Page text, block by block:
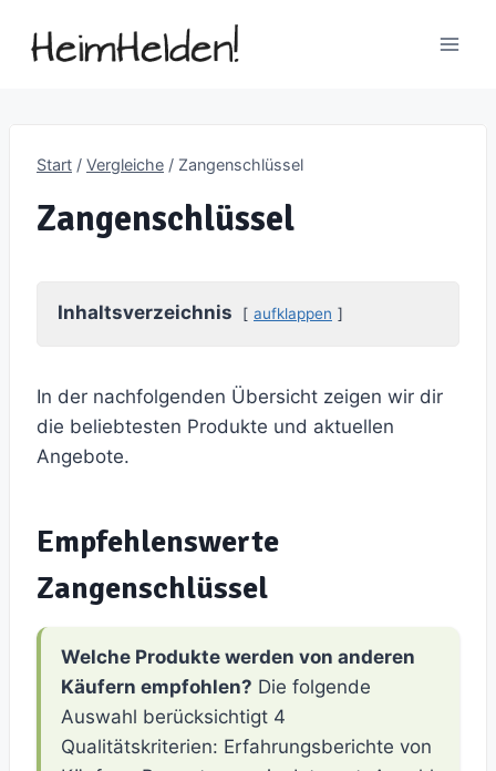
Inhalt
Start / Vergleiche / Zangenschlüssel
Zangenschlüssel
Inhaltsverzeichnis aufklappen
In der nachfolgenden Übersicht zeigen wir dir
die beliebtesten Produkte und aktuellen
Angebote.
Empfehlenswerte
Zangenschlüssel
Welche Produkte werden von anderen
Käufern empfohlen? Die folgende
Auswahl berücksichtigt 4
Qualitätskriterien: Erfahrungsberichte von